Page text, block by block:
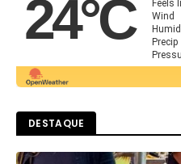
24°C
Feels
Wind
Precip
DESTAQUE